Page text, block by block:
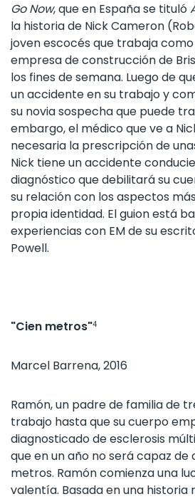
Go Now, que en España se tituló
la historia de Nick Cameron
joven escocés que trabaja
empresa de construcción de
los fines de semana. Luego de
un accidente en su trabajo y
su novia sospecha que puede
embargo, el médico que ve a
necesaria la prescripción de
Nick tiene un accidente
diagnóstico que debilitará su
su relación con los aspectos
propia identidad. El guion está
experiencias con EM de su
Powell.
"Cien metros"4
Marcel Barrena, 2016
Ramón, un padre de familia de
trabajo hasta que su cuerpo
diagnosticado de esclerosis
que en un año no será capaz de
metros. Ramón comienza una
valentía. Basada en una historia